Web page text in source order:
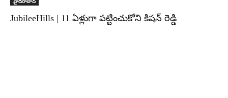
JubileeHills | 11 ఏళ్లుగా పట్టించుకోని కిషన్ రెడ్డి